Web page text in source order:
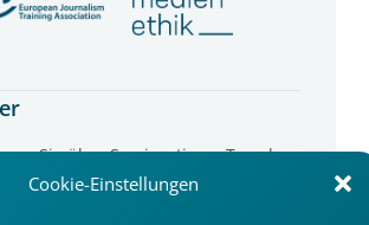
Cookie-Einstellungen
Sie über Seminartipps, Trends
im Medienbereich.